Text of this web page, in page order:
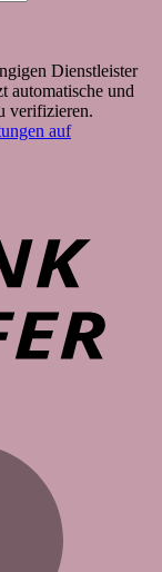
Dienstleister
und
verifizieren.
auf